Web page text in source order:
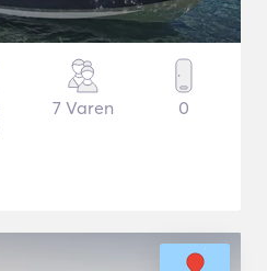
7 Varen 0